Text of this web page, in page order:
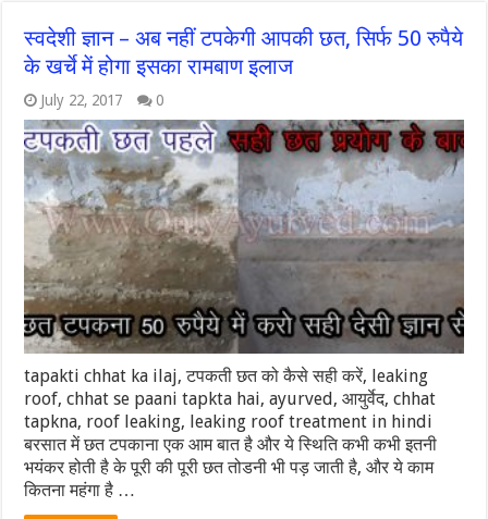
स्वदेशी ज्ञान – अब नहीं टपकेगी आपकी छत, सिर्फ 50 रुपैये
के खर्चे में होगा इसका रामबाण इलाज
July 22, 2017 0
tapakti chhat ka ilaj, टपकती छत को कैसे सही करें, leaking
roof, chhat se paani tapkta hai, ayurved, आयुर्वेद, chhat
tapkna, roof leaking, leaking roof treatment in hindi
बरसात में छत टपकाना एक आम बात है और ये स्थिति कभी कभी इतनी
भयंकर होती है के पूरी की पूरी छत तोडनी भी पड़ जाती है, और ये काम
कितना महंगा है …